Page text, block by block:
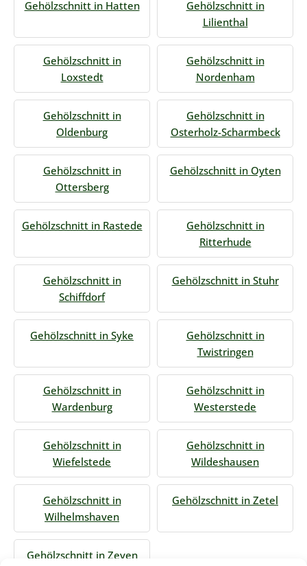
Gehölzschnitt in Hatten
Gehölzschnitt in
Lilienthal
Gehölzschnitt in
Loxstedt
Gehölzschnitt in
Nordenham
Gehölzschnitt in
Oldenburg
Gehölzschnitt in
Osterholz-Scharmbeck
Gehölzschnitt in
Ottersberg
Gehölzschnitt in Oyten
Gehölzschnitt in Rastede
Gehölzschnitt in
Ritterhude
Gehölzschnitt in
Schiffdorf
Gehölzschnitt in Stuhr
Gehölzschnitt in Syke
Gehölzschnitt in
Twistringen
Gehölzschnitt in
Wardenburg
Gehölzschnitt in
Westerstede
Gehölzschnitt in
Wiefelstede
Gehölzschnitt in
Wildeshausen
Gehölzschnitt in
Wilhelmshaven
Gehölzschnitt in Zetel
Gehölzschnitt in Zeven